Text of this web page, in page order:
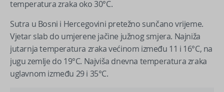
temperatura zraka oko 30°C.
Sutra u Bosni i Hercegovini pretežno sunčano vrijeme.
Vjetar slab do umjerene jačine južnog smjera. Najniža
jutarnja temperatura zraka većinom između 11 i 16°C, na
jugu zemlje do 19°C. Najviša dnevna temperatura zraka
uglavnom između 29 i 35°C.